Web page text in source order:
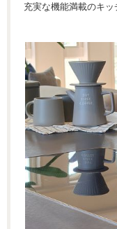
充実な機能満載のキッ